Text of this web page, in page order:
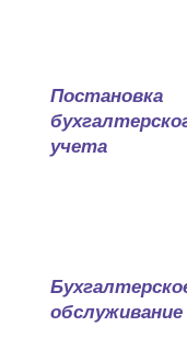
Постановка
учета
обслуживание